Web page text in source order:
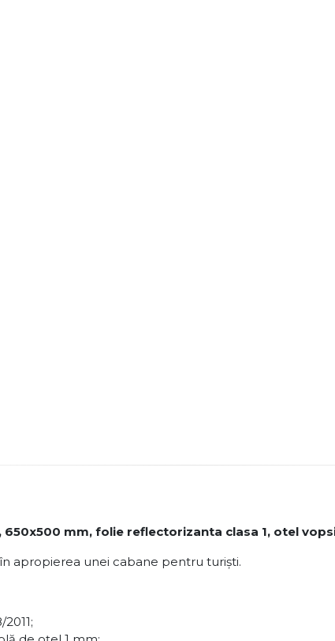
mm, folie reflectorizanta clasa 1, otel
apropierea unei cabane pentru turiști.